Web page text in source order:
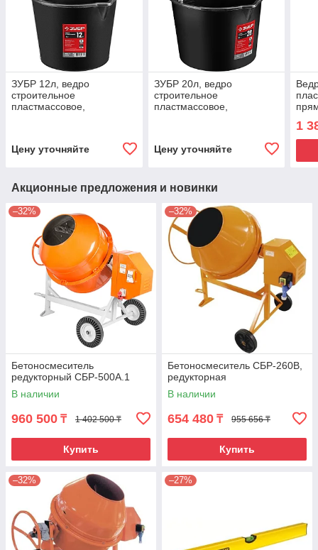
ЗУБР 12л, ведро
строительное
пластмассовое,
Цену уточняйте
ЗУБР 20л, ведро
строительное
пластмассовое,
Цену уточняйте
1
Акционные предложения и новинки
–32%
Бетоносмеситель
редукторный СБР-500А.1
В наличии
960 500 ₸ 1 402 500 ₸
Купить
–32%
Бетоносмеситель СБР-260В,
редукторная
В наличии
654 480 ₸ 955 656 ₸
Купить
–32% –27%